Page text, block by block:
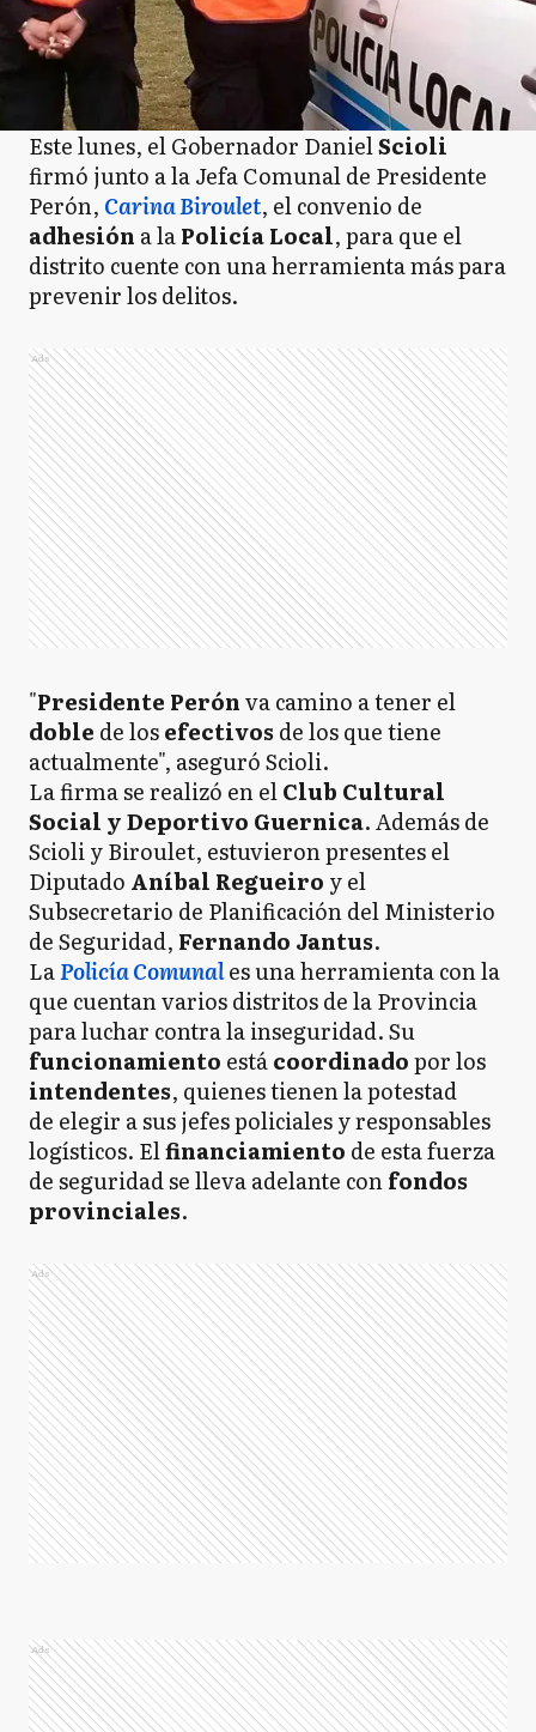
Este lunes, el Gobernador DanielScioli
firmó junto a la Jefa Comunal de Presidente
Perón, Carina Biroulet, el convenio de
adhesión a laPolicía Local, para que el
distrito cuente con una herramienta más para
prevenir los delitos.
Ads
"Presidente Perónva camino a tener el
doble de losefectivos de los que tiene
actualmente", aseguró Scioli.
La firma se realizó en elClub Cultural
Social y Deportivo Guernica. Además de
Scioli y Biroulet, estuvieron presentes el
Diputado Aníbal Regueiro y el
Subsecretario de Planificación del Ministerio
de Seguridad, Fernando Jantus.
LaPolicía Comunales una herramienta con la
que cuentan varios distritos de la Provincia
para luchar contra la inseguridad. Su
funcionamiento estácoordinadopor los
intendentes, quienes tienen la potestad
de elegir a sus jefes policiales y responsables
logísticos. Elfinanciamiento de esta fuerza
de seguridad se lleva adelante confondos
provinciales.
Ads
Ads